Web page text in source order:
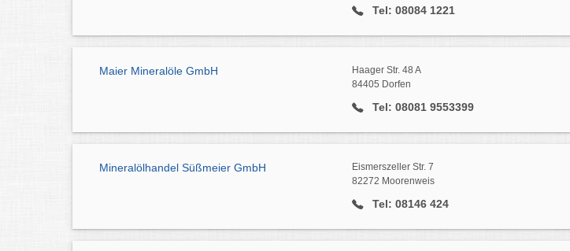
Tel: 08084 1221
Maier Mineralöle GmbH
Haager Str. 48 A
84405 Dorfen
Tel: 08081 9553399
Mineralölhandel Süßmeier GmbH
Eismerszeller Str. 7
82272 Moorenweis
Tel: 08146 424